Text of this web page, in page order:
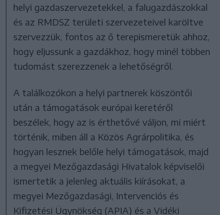
helyi gazdaszervezetekkel, a falugazdászokkal
és az RMDSZ területi szervezeteivel karöltve
szervezzük, fontos az ő terepismeretük ahhoz,
hogy eljussunk a gazdákhoz, hogy minél többen
tudomást szerezzenek a lehetőségről.
A találkozókon a helyi partnerek köszöntői
után a támogatások európai keretéről
beszélek, hogy az is érthetővé váljon, mi miért
történik, miben áll a Közös Agrárpolitika, és
hogyan lesznek belőle helyi támogatások, majd
a megyei Mezőgazdasági Hivatalok képviselői
ismertetik a jelenleg aktuális kiírásokat, a
megyei Mezőgazdasági, Intervenciós és
Kifizetési Ügynökség (APIA) és a Vidéki